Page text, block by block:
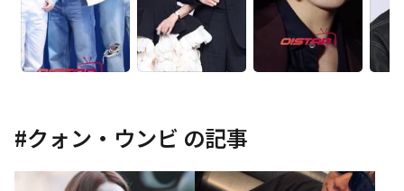
#クォン・ウンビ の記事